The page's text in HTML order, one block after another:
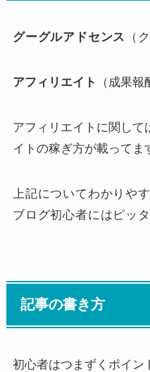
グーグルアドセンス （
アフィリエイト （成果報
アフィリエイトに関して
イトの稼ぎ方が載ってま
上記についてわかりや
ブログ初心者にはピッタ
記事の書き方
初心者はつまずくポイン